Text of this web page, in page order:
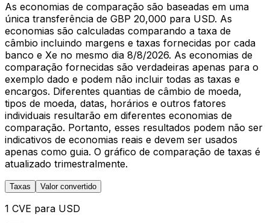
As economias de comparação são baseadas em uma
única transferência de GBP 20,000 para USD. As
economias são calculadas comparando a taxa de
câmbio incluindo margens e taxas fornecidas por cada
banco e Xe no mesmo dia 8/8/2026. As economias de
comparação fornecidas são verdadeiras apenas para o
exemplo dado e podem não incluir todas as taxas e
encargos. Diferentes quantias de câmbio de moeda,
tipos de moeda, datas, horários e outros fatores
individuais resultarão em diferentes economias de
comparação. Portanto, esses resultados podem não ser
indicativos de economias reais e devem ser usados
apenas como guia. O gráfico de comparação de taxas é
atualizado trimestralmente.
Taxas Valor convertido
1 CVE para USD